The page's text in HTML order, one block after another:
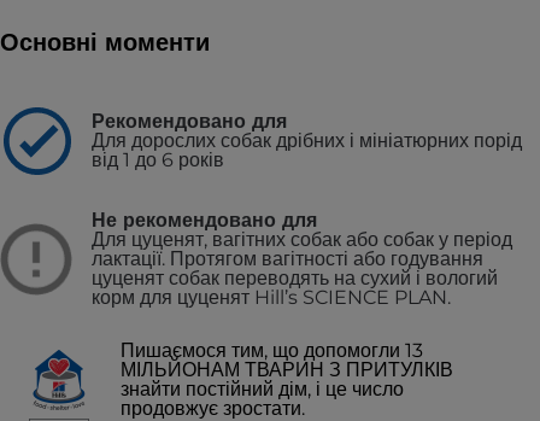
Основні моменти
Рекомендовано для
Для дорослих собак дрібних і мініатюрних порід
від 1 до 6 років
Не рекомендовано для
Для цуценят, вагітних собак або собак у період
лактації. Протягом вагітності або годування
цуценят собак переводять на сухий і вологий
корм для цуценят Hill’s SCIENCE PLAN.
Пишаємося тим, що допомогли 13
МІЛЬЙОНАМ ТВАРИН З ПРИТУЛКІВ
знайти постійний дім, і це число
продовжує зростати.